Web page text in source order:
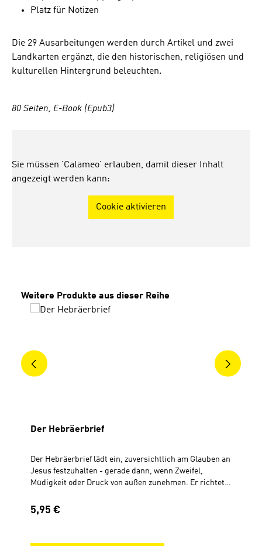
Platz für Notizen
Die 29 Ausarbeitungen werden durch Artikel und zwei
Landkarten ergänzt, die den historischen, religiösen und
kulturellen Hintergrund beleuchten.
80 Seiten, E-Book (Epub3)
Sie müssen 'Calameo' erlauben, damit dieser Inhalt
angezeigt werden kann:
Cookie aktivieren
Produktgalerie überspringen
Weitere Produkte aus dieser Reihe
Der Hebräerbrief
Der Hebräerbrief lädt ein, zuversichtlich am Glauben an
Jesus festzuhalten - gerade dann, wenn Zweifel,
Müdigkeit oder Druck von außen zunehmen. Er richtet
Priester und Mittler des neuen Bundes. Er hat ein für
alle Mal vollbracht, was kein Mensch erreichen könnte:
Regulärer Preis:
5,95 €